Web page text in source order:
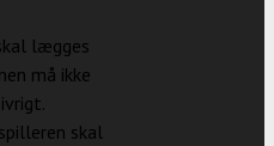
lægges
må ikke
skal